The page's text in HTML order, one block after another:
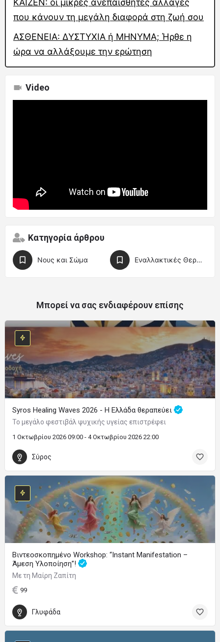
KAΙZEN: οι μικρές ανεπαίσθητες αλλαγές
που κάνουν τη μεγάλη διαφορά στη ζωή σου
ΑΣΘΕΝΕΙΑ: ΔΥΣΤΥΧΙΑ ή ΜΗΝΥΜΑ; Ήρθε η
ώρα να αλλάξουμε την ερώτηση
Video
Κατηγορία άρθρου
Νους και Σώμα Εναλλακτικές Θεραπείες
Μπορεί να σας ενδιαφέρουν επίσης
Syros Healing Waves 2026 - Η Ελλάδα θεραπεύει
Το μεγάλο φεστιβάλ ψυχικής υγείας επιστρέφει
1 Οκτωβρίου 2026 09:00 - 4 Οκτωβρίου 2026 22:00
Σύρος
Βιντεοσκοπημένο Workshop: “Instant Manifestation –
Άμεση Υλοποίηση”!
Με τη Μαίρη Ζαπίτη
99
Γλυφάδα